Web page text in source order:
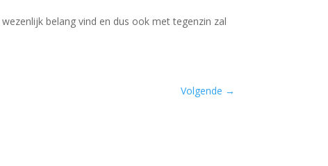
belang vind en dus ook met tegenzin zal
Volgende →